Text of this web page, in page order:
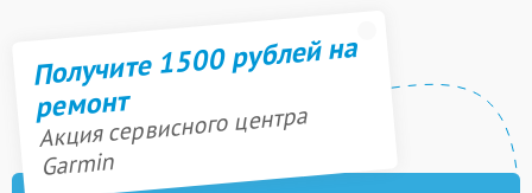
Получите 1500 рублей на
ремонт
Акция сервисного центра
Garmin